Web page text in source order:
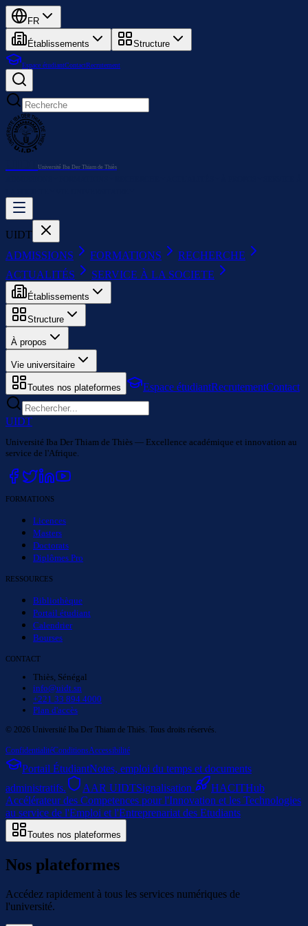
FR
Établissements Structure
Espace étudiantContactRecrutement
Université Iba Der Thiam de Thiès
UIDT
ADMISSIONS
FORMATIONS
RECHERCHE
ACTUALITÉS
SERVICE À LA SOCIETE
Établissements
Structure
À propos
Vie universitaire
Toutes nos plateformes Espace étudiantRecrutementContact
UIDT
Université Iba Der Thiam de Thiès — Excellence académique et innovation au
service de l'Afrique.
FORMATIONS
Licences
Masters
Doctorats
Diplômes Pro
RESSOURCES
Bibliothèque
Portail étudiant
Calendrier
Bourses
CONTACT
Thiès, Sénégal
info@uidt.sn
+221 33 894 4000
Plan d'accès
© 2026 Université Iba Der Thiam de Thiès. Tous droits réservés.
ConfidentialitéConditionsAccessibilité
Portail ÉtudiantNotes, emploi du temps et documents
administratifs.
AAR UIDTSignalisation HACITHub
Accélérateur des Competences pour l'Innovation et les Technologies
au service de l'Emploi et l'Entreprenariat des Etudiants
Toutes nos plateformes
Nos plateformes
Accédez rapidement à tous les services numériques de
l'université.